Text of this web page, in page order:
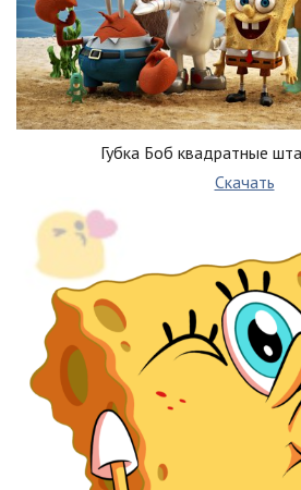
Губка Боб квадратные
Скачать